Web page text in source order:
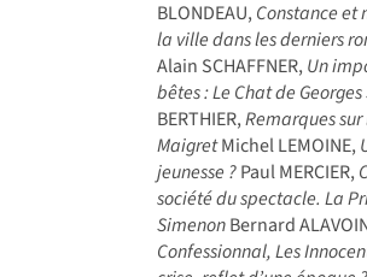
BLONDEAU,Constance et
la ville dans les derniers
Alain SCHAFFNER,Un
bêtes : Le Chat de
BERTHIER,Remarques
MaigretMichel LEMOINE,
jeunesse ?Paul MERCIER,
société du spectacle. La
SimenonBernard
Confessionnal, Les